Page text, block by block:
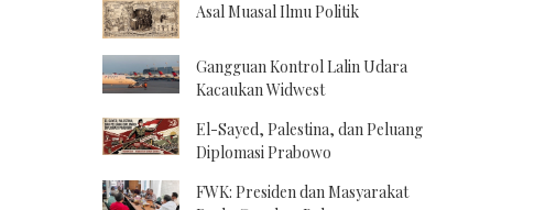
Asal Muasal Ilmu Politik
Gangguan Kontrol Lalin Udara
Kacaukan Widwest
El-Sayed, Palestina, dan Peluang
Diplomasi Prabowo
FWK: Presiden dan Masyarakat